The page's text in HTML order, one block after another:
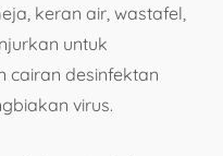
keran air, wastafel,
untuk
cairan desinfektan
virus.